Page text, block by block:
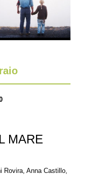
MARE
Rovira, Anna Castillo,